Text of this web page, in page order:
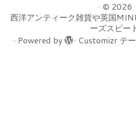
· © 2026
西洋アンティーク雑貨や英国
ーズスピー
· Powered by · Customizr テ